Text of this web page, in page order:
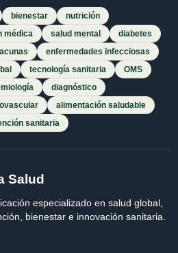
bienestar
nutrición
médica salud mental
diabetes
enfermedades infecciosas
tecnología sanitaria
OMS
diagnóstico
alimentación saludable
sanitaria
Salud
especializado en salud global,
bienestar e innovación sanitaria.